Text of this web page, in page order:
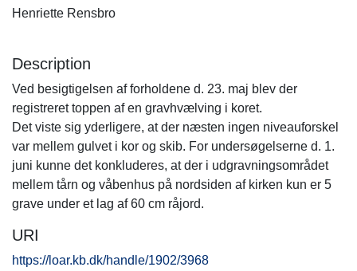
Henriette Rensbro
Description
Ved besigtigelsen af forholdene d. 23. maj blev der
registreret toppen af en gravhvælving i koret.
Det viste sig yderligere, at der næsten ingen niveauforskel
var mellem gulvet i kor og skib. For undersøgelserne d. 1.
juni kunne det konkluderes, at der i udgravningsområdet
mellem tårn og våbenhus på nordsiden af kirken kun er 5
grave under et lag af 60 cm råjord.
URI
https://loar.kb.dk/handle/1902/3968